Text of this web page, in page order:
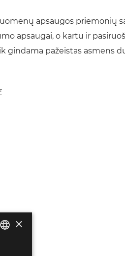
apsaugos priemonių
apsaugai, o kartu ir
gindama pažeistas asmens
×